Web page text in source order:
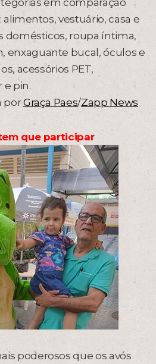
em comparação
vestuário, casa e
domésticos, roupa íntima,
enxaguante bucal, óculos e
acessórios PET,
e pin.
porGraça Paes/Zapp News
que participar
poderosos que os avós